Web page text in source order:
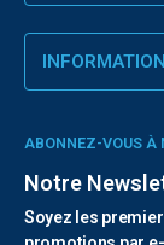
ABONNEZ-VOUS À
Notre
Soyez les